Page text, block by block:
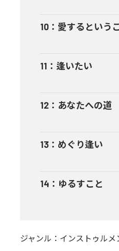
10 ： 愛するという
11 ： 逢いたい
12 ： あなたへの道
13 ： めぐり逢い
14 ： ゆるすこと
ジャンル： インストゥルメ